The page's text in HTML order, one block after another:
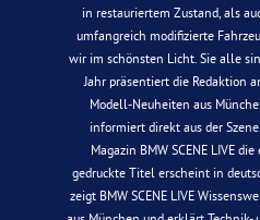
in restauriertem Zustand, als
umfangreich modifizierte
wir im schönsten Licht. Sie alle
Jahr präsentiert die Redaktion
Modell-Neuheiten aus
informiert direkt aus der
Magazin BMW SCENE LIVE
gedruckte Titel erscheint in
zeigt BMW SCENE LIVE